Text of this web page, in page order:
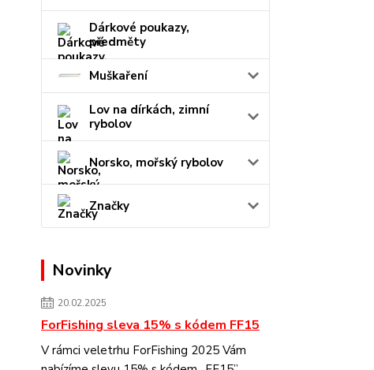
Dárkové poukazy,
předměty
Muškaření
Lov na dírkách, zimní
rybolov
Norsko, mořský rybolov
Značky
Novinky
20.02.2025
ForFishing sleva 15% s kódem FF15
V rámci veletrhu ForFishing 2025 Vám